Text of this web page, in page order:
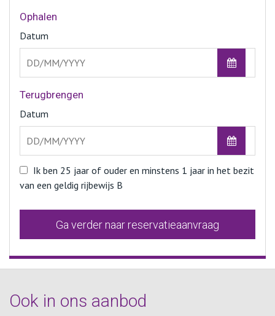
Ophalen
Datum
Terugbrengen
Datum
Ik ben 25 jaar of ouder en minstens 1 jaar in het bezit
van een geldig rijbewijs B
Ga verder naar reservatieaanvraag
Ook in ons aanbod